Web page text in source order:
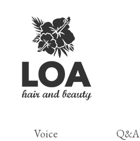
Voice Q&A